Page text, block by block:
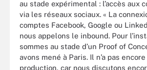
au stade expérimental : l’accès aux
via les réseaux sociaux. « La
comptes Facebook, Google ou
nous appelons le inbound. Pour
sommes au stade d’un Proof of
avons mené à Paris. Il n’a pas
production, car nous discutons